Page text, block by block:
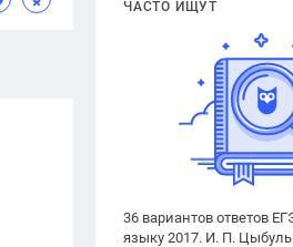
ЧАСТО ИЩУТ
36 вариантов ответов
языку 2017. И. П.